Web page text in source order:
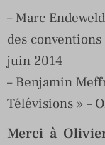
– Marc
des conventions
juin 2014
– Benjamin
Télévisions » –
Merci à